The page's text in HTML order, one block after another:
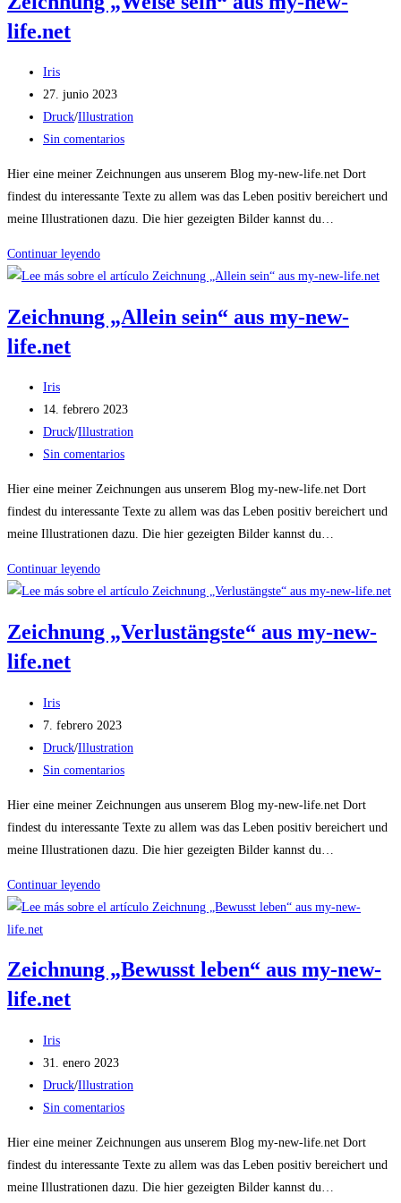
my-
life.net
Autor
de
la
entrada:
Iris
Publicación
de
la
27. junio 2023
Categoría
de
Druck/Illustration
Comentarios
Sin comentarios
Hier eine meiner Zeichnungen aus unserem Blog my-new-life.net Dort
findest du interessante Texte zu allem was das Leben positiv bereichert und
meine Illustrationen dazu. Die hier gezeigten Bilder kannst du…
Continuar leyendoZeichnung
„Weise
aus
Zeichnung „Allein sein“ aus my-new-
life.net
Autor
de
la
entrada:
Iris
Publicación
de
la
14. febrero 2023
Categoría
de
Druck/Illustration
Comentarios
Sin comentarios
Hier eine meiner Zeichnungen aus unserem Blog my-new-life.net Dort
findest du interessante Texte zu allem was das Leben positiv bereichert und
meine Illustrationen dazu. Die hier gezeigten Bilder kannst du…
Continuar leyendoZeichnung
„Allein
aus
Zeichnung „Verlustängste“ aus my-new-
life.net
Autor
de
la
entrada:
Iris
Publicación
de
la
7. febrero 2023
Categoría
de
entrada:
Druck/Illustration
Comentarios
la
entrada:
Sin comentarios
Hier eine meiner Zeichnungen aus unserem Blog my-new-life.net Dort
findest du interessante Texte zu allem was das Leben positiv bereichert und
meine Illustrationen dazu. Die hier gezeigten Bilder kannst du…
Continuar leyendoZeichnung
„Verlustängste“
new-
Zeichnung „Bewusst leben“ aus my-new-
life.net
Autor
de
la
entrada:
Iris
Publicación
de
la
31. enero 2023
Categoría
de
Druck/Illustration
Comentarios
Sin comentarios
Hier eine meiner Zeichnungen aus unserem Blog my-new-life.net Dort
findest du interessante Texte zu allem was das Leben positiv bereichert und
meine Illustrationen dazu. Die hier gezeigten Bilder kannst du…